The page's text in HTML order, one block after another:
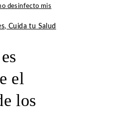
desinfecto mis
Cuida tu Salud
el
los